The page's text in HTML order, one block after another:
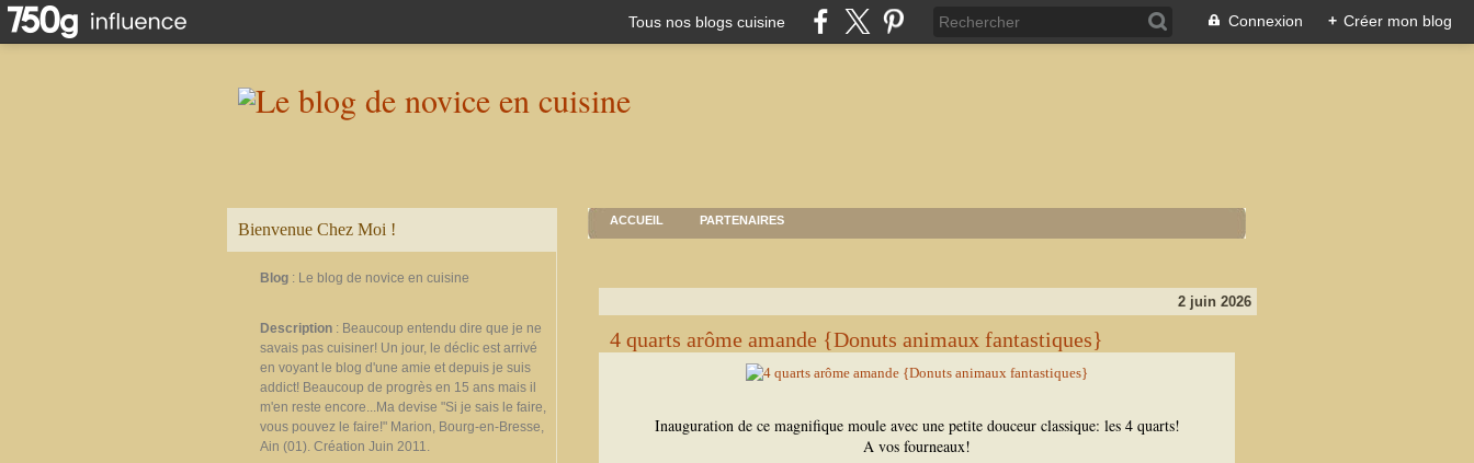
Tous nos blogs cuisine Connexion + Créer mon blog
Bienvenue Chez Moi !
Blog : Le blog de novice en cuisine
Description : Beaucoup entendu dire que je ne
savais pas cuisiner! Un jour, le déclic est arrivé
en voyant le blog d'une amie et depuis je suis
addict! Beaucoup de progrès en 15 ans mais il
m'en reste encore...Ma devise "Si je sais le faire,
vous pouvez le faire!" Marion, Bourg-en-Bresse,
Ain (01). Création Juin 2011.
ACCUEIL PARTENAIRES
2 juin 2026
4 quarts arôme amande {Donuts animaux fantastiques}
Inauguration de ce magnifique moule avec une petite douceur classique: les 4 quarts!
A vos fourneaux!